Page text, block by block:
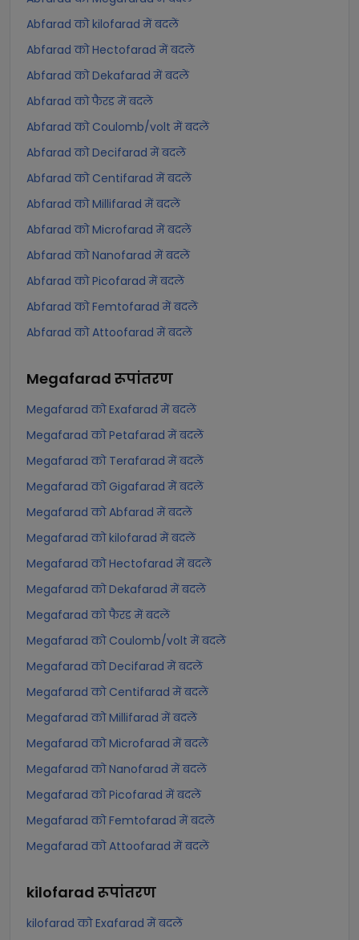
Abfarad को kilofarad में बदलें
Abfarad को Hectofarad में बदलें
Abfarad को Dekafarad में बदलें
Abfarad को फैरड में बदलें
Abfarad को Coulomb/volt में बदलें
Abfarad को Decifarad में बदलें
Abfarad को Centifarad में बदलें
Abfarad को Millifarad में बदलें
Abfarad को Microfarad में बदलें
Abfarad को Nanofarad में बदलें
Abfarad को Picofarad में बदलें
Abfarad को Femtofarad में बदलें
Abfarad को Attoofarad में बदलें
Megafarad रूपांतरण
Megafarad को Exafarad में बदलें
Megafarad को Petafarad में बदलें
Megafarad को Terafarad में बदलें
Megafarad को Gigafarad में बदलें
Megafarad को Abfarad में बदलें
Megafarad को kilofarad में बदलें
Megafarad को Hectofarad में बदलें
Megafarad को Dekafarad में बदलें
Megafarad को फैरड में बदलें
Megafarad को Coulomb/volt में बदलें
Megafarad को Decifarad में बदलें
Megafarad को Centifarad में बदलें
Megafarad को Millifarad में बदलें
Megafarad को Microfarad में बदलें
Megafarad को Nanofarad में बदलें
Megafarad को Picofarad में बदलें
Megafarad को Femtofarad में बदलें
Megafarad को Attoofarad में बदलें
kilofarad रूपांतरण
kilofarad को Exafarad में बदलें